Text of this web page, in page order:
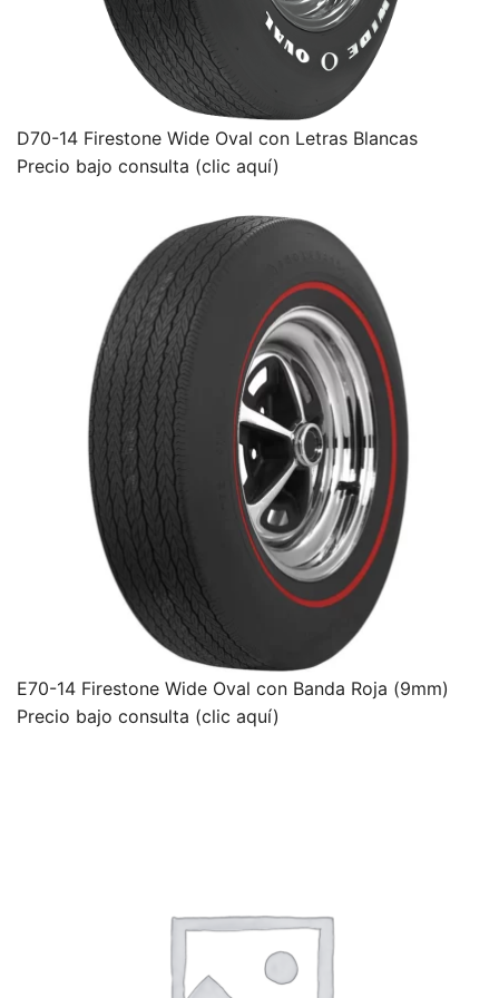
D70-14 Firestone Wide Oval con Letras Blancas
Precio bajo consulta (clic aquí)
E70-14 Firestone Wide Oval con Banda Roja (9mm)
Precio bajo consulta (clic aquí)